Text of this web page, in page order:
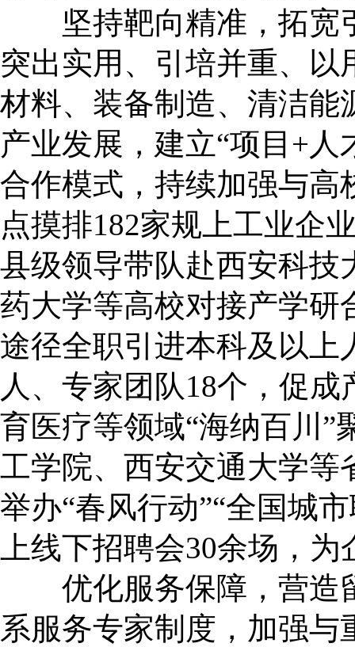
坚持靶向精准，拓宽
突出实用、引培并重、
材料、装备制造、清洁能
产业发展，建立“项目+人
合作模式，持续加强与高
点摸排182家规上工业企
县级领导带队赴西安科技
药大学等高校对接产学研
途径全职引进本科及以上
人、专家团队18个，促
育医疗等领域“海纳百川”
工学院、西安交通大学等
举办“春风行动”“全国城
上线下招聘会30余场，
优化服务保障，营造
系服务专家制度，加强